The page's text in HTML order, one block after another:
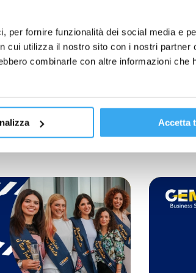
per fornire funzionalità dei social media e
cui utilizza il nostro sito con i nostri partner
combinarle con altre informazioni che
Accetta